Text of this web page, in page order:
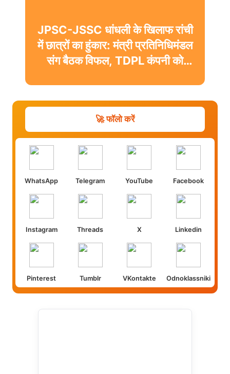
JPSC-JSSC धांधली के खिलाफ रांची
में छात्रों का हुंकार: मंत्री प्रतिनिधिमंडल
संग बैठक विफल, TDPL कंपनी को
🚀 फॉलो करें
WhatsApp Telegram YouTube Facebook
Instagram Threads X Linkedin
Pinterest Tumblr VKontakte Odnoklassniki